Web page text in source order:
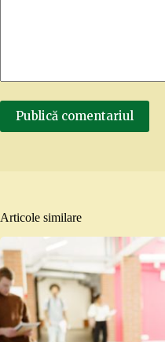
Publică comentariul
Articole similare